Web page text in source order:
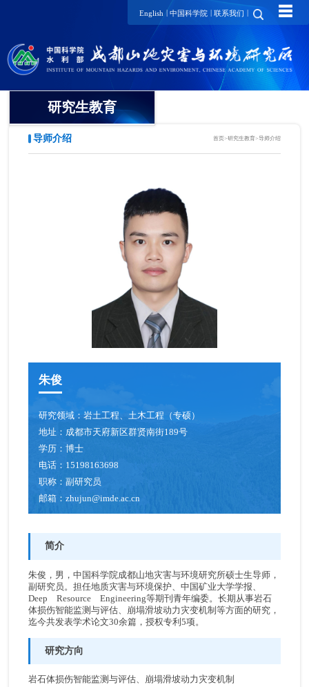
English | 中国科学院 | 联系我们 | ☰
研究生教育
导师介绍 首页>研究生教育>导师介绍
朱俊
研究领域：岩土工程、土木工程（专硕）
地址： 成都市天府新区群贤南街189号
学历：博士
电话： 15198163698
职称：副研究员
邮箱：zhujun@imde.ac.cn
简介
朱俊，男，中国科学院成都山地灾害与环境研究所硕士生导师，
副研究员。担任地质灾害与环境保护、中国矿业大学学报、
Deep Resource Engineering等期刊青年编委。长期从事岩石
体损伤智能监测与评估、崩塌滑坡动力灾变机制等方面的研究，
迄今共发表学术论文30余篇，授权专利5项。
研究方向
岩石体损伤智能监测与评估、崩塌滑坡动力灾变机制